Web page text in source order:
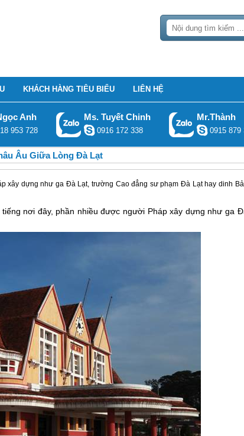
KHÁCH HÀNG TIÊU BIỂU LIÊN HỆ
Anh
953 728
Ms. Tuyết Chinh
0916 172 338
Mr.Thành
0915 879
Âu Giữa Lòng Đà Lạt
xây dựng như ga Đà Lạt, trường Cao đẳng sư phạm Đà Lạt hay dinh
nơi đây, phần nhiều được người Pháp xây dựng như ga